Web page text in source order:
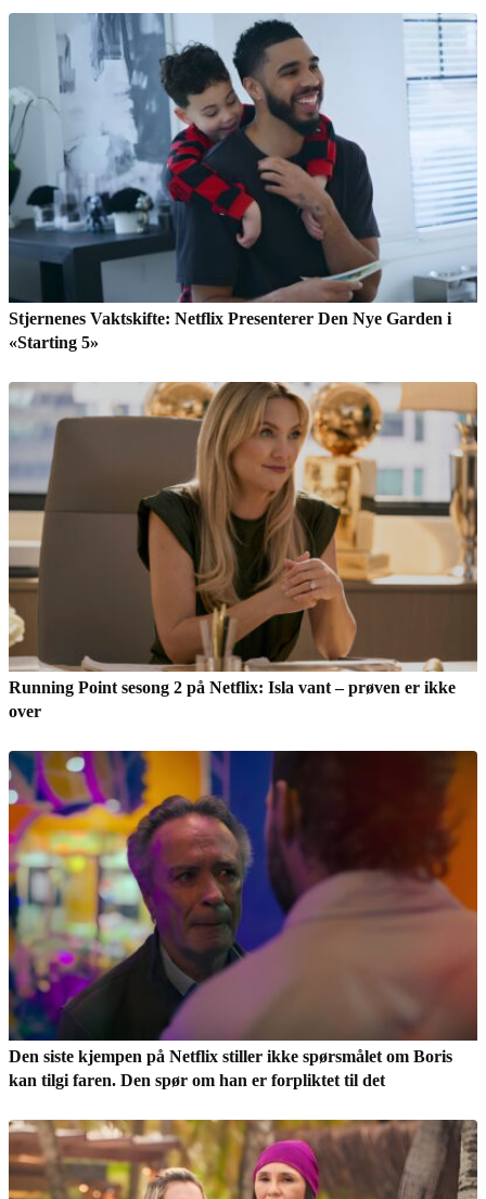
Stjernenes Vaktskifte: Netflix Presenterer Den Nye Garden i
«Starting 5»
Running Point sesong 2 på Netflix: Isla vant – prøven er ikke
over
Den siste kjempen på Netflix stiller ikke spørsmålet om Boris
kan tilgi faren. Den spør om han er forpliktet til det